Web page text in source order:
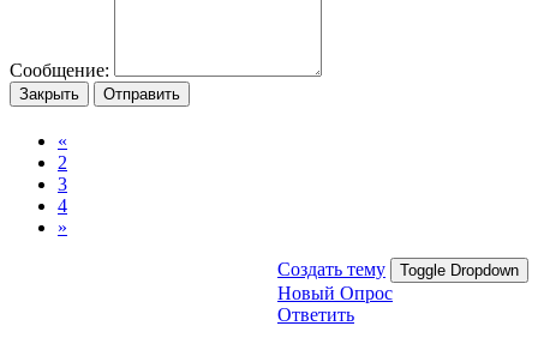
Сообщение:
Закрыть Отправить
«
2
3
4
»
Создать тему Toggle Dropdown
Новый Опрос
Ответить